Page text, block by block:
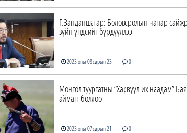
Г.Занданшатар: Боловсролын чанар
зүйн үндсийг бүрдүүллээ
2023 оны 08 сарын 23 | 0
Монгол туургатны “Харвуул их наадам”
аймагт боллоо
2023 оны 07 сарын 21 | 0